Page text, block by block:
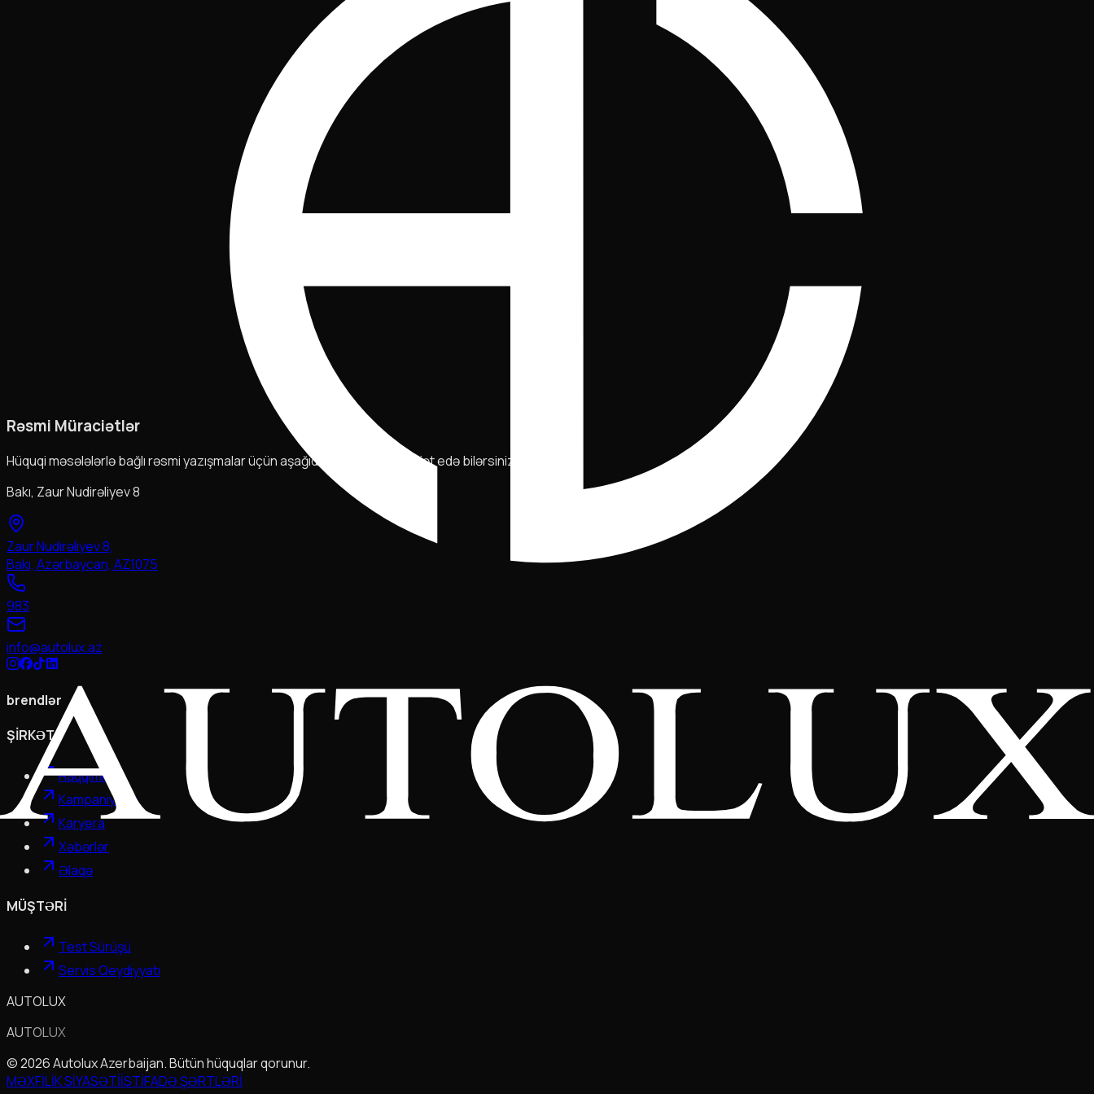
Rəsmi Müraciətlər
Hüquqi məsələlərlə bağlı rəsmi yazışmalar üçün aşağıdakı ünvana müraciət edə bilərsiniz.
Bakı, Zaur Nudirəliyev 8
Zaur Nudirəliyev 8,
Bakı, Azərbaycan, AZ1075
983
info@autolux.az
brendlər
ŞİRKƏT
Haqqımızda
Kampaniyalar
Karyera
Xəbərlər
Əlaqə
MÜŞTƏRİ
Test Sürüşü
Servis Qeydiyyatı
AUTOLUX
AUTOLUX
© 2026 Autolux Azerbaijan. Bütün hüquqlar qorunur.
MƏXFİLİK SİYASƏTİİSTİFADƏ ŞƏRTLƏRİ